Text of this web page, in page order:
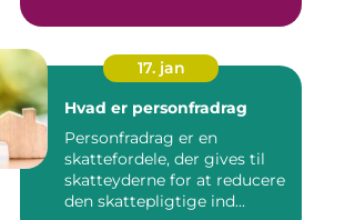
17. jan
Hvad er personfradrag
Personfradrag er en
skattefordele, der gives til
skatteyderne for at reducere
den skattepligtige ind...